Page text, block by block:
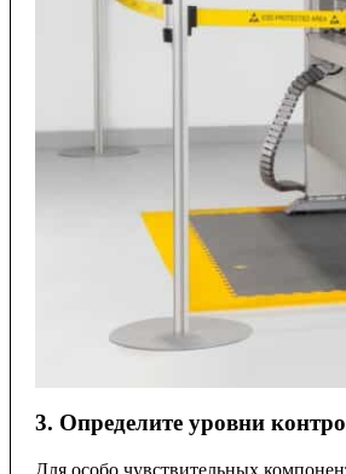
3. Определите уровни
Для особо чувствительных